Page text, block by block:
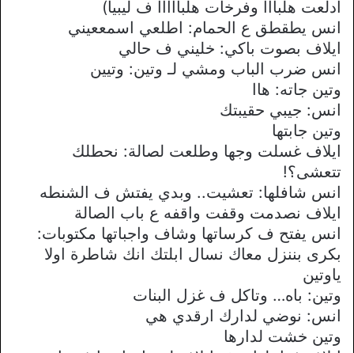
ادلعت هلبااا وفرخات هلبااااا ف ليبيا)
انس يطقطق ع الحمام: اطلعي اسمععيني
ايلاف بصوت باكي: خليني ف حالي
انس ضرب الباب ومشي لـ وتين: وتيين
وتين جاته: هاا
انس: جيبي حقيبتك
وتين جابتها
ايلاف غسلت وجها وطلعت لصالة: نحطلك
تتعشى؟!
انس شافلها: تعشيت.. وبدي يفتش ف الشنطه
ايلاف نصدمت وقفت واقفه ع باب الصالة
انس يفتح ف كرساتها وشاف واجباتها مكتوبات:
بكرى بننزل معاك نسال ابلتك انك شاطرة اولا
ياوتين
وتين: باه… وتاكل ف غزل البنات
انس: نوضي لدارك ارقدي هي
وتين خشت لدارها